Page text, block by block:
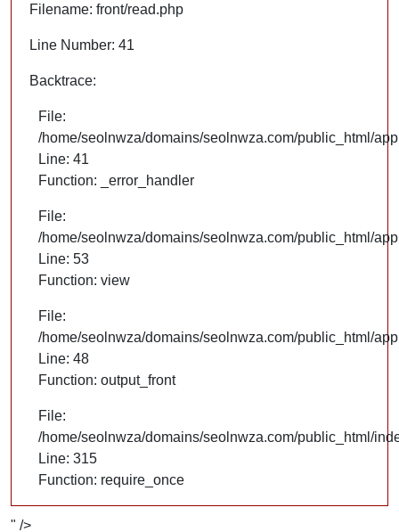
Filename: front/read.php
Line Number: 41
Backtrace:
File:
/home/seolnwza/domains/seolnwza.com/public_html/
Line: 41
Function: _error_handler
File:
/home/seolnwza/domains/seolnwza.com/public_html/
Line: 53
Function: view
File:
/home/seolnwza/domains/seolnwza.com/public_html/
Line: 48
Function: output_front
File:
/home/seolnwza/domains/seolnwza.com/public_html/
Line: 315
Function: require_once
" />